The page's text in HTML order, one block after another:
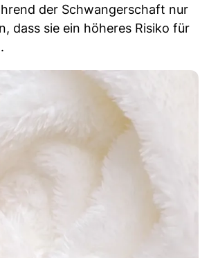
der Schwangerschaft nur
dass sie ein höheres Risiko für